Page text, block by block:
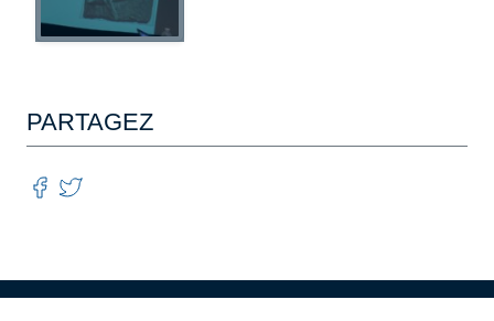
PARTAGEZ